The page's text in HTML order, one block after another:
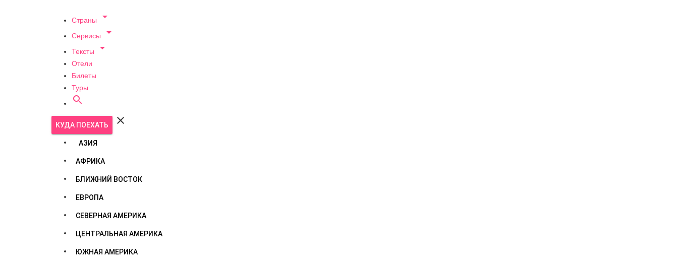
Страны 
Сервисы 
Тексты 
Отели
Билеты
Туры

КУДА ПОЕХАТЬ 
АЗИЯ
АФРИКА
БЛИЖНИЙ ВОСТОК
ЕВРОПА
СЕВЕРНАЯ АМЕРИКА
ЦЕНТРАЛЬНАЯ АМЕРИКА
ЮЖНАЯ АМЕРИКА